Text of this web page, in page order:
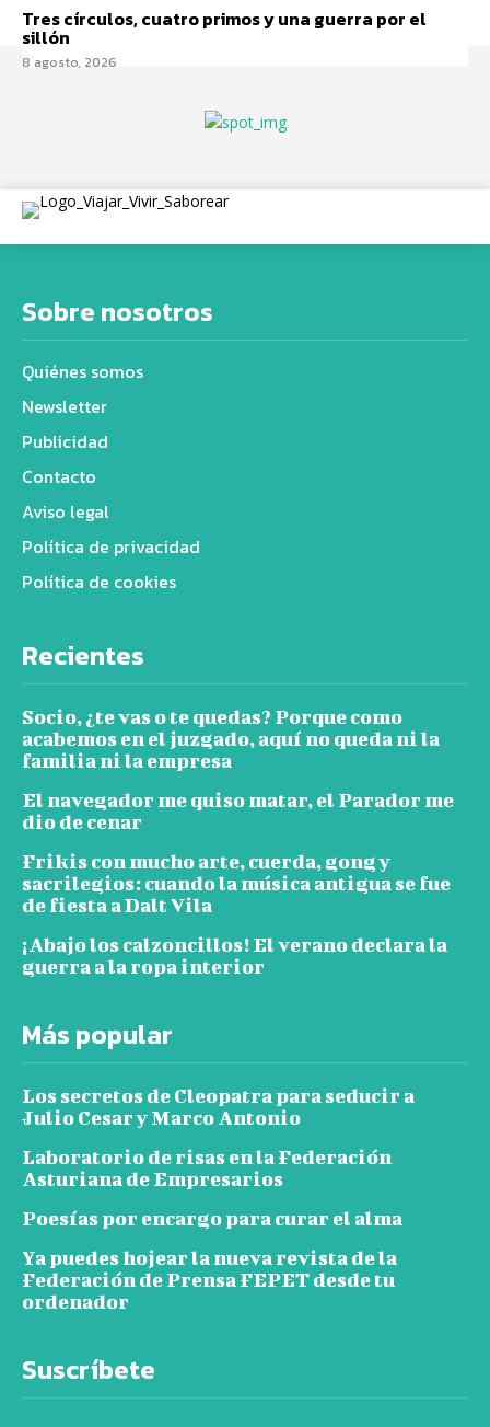
Tres círculos, cuatro primos y una guerra por el
sillón
8 agosto, 2026
Sobre nosotros
Quiénes somos
Newsletter
Publicidad
Contacto
Aviso legal
Política de privacidad
Política de cookies
Recientes
Socio, ¿te vas o te quedas? Porque como
acabemos en el juzgado, aquí no queda ni la
familia ni la empresa
El navegador me quiso matar, el Parador me
dio de cenar
Frikis con mucho arte, cuerda, gong y
sacrilegios: cuando la música antigua se fue
de fiesta a Dalt Vila
¡Abajo los calzoncillos! El verano declara la
guerra a la ropa interior
Más popular
Los secretos de Cleopatra para seducir a
Julio Cesar y Marco Antonio
Laboratorio de risas en la Federación
Asturiana de Empresarios
Poesías por encargo para curar el alma
Ya puedes hojear la nueva revista de la
Federación de Prensa FEPET desde tu
ordenador
Suscríbete